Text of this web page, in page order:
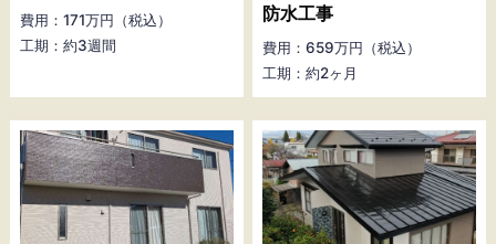
費用：171万円（税込）
工期：約3週間
防水工事
費用：659万円（税込）
工期：約2ヶ月